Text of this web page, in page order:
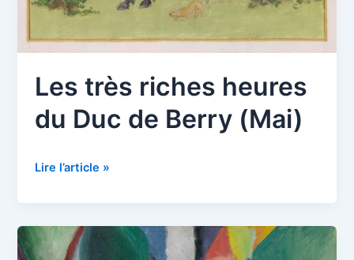
Les très riches heures
du Duc de Berry (Mai)
Les
heures
du
Lire l’article »